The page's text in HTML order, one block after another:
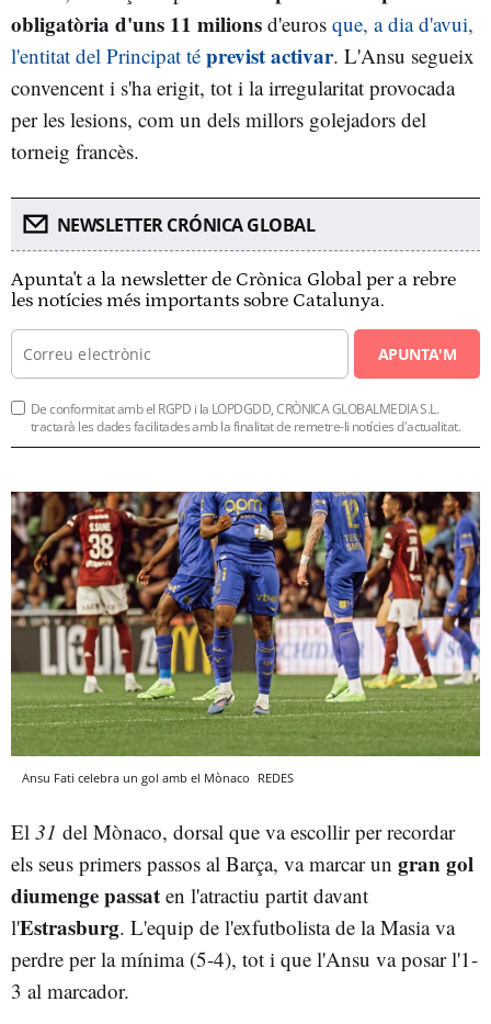
obligatòria d'uns 11 milions d'euros que, a dia d'avui,
l'entitat del Principat té previst activar. L'Ansu segueix
convencent i s'ha erigit, tot i la irregularitat provocada
per les lesions, com un dels millors golejadors del
torneig francès.
NEWSLETTER CRÓNICA GLOBAL
Apunta't a la newsletter de Crònica Global per a rebre
les notícies més importants sobre Catalunya.
APUNTA'M
De conformitat amb el RGPD i la LOPDGDD, CRÒNICA GLOBALMEDIA S.L.
tractarà les dades facilitades amb la finalitat de remetre-li notícies d'actualitat.
Ansu Fati celebra un gol amb el Mònaco REDES
El 31 del Mònaco, dorsal que va escollir per recordar
els seus primers passos al Barça, va marcar un gran gol
diumenge passat en l'atractiu partit davant
l'Estrasburg. L'equip de l'exfutbolista de la Masia va
perdre per la mínima (5-4), tot i que l'Ansu va posar l'1-
3 al marcador.